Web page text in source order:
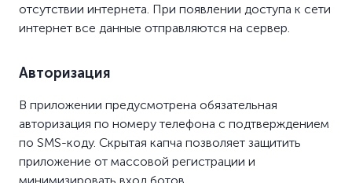
отсутствии интернета. При появлении доступа к сети
интернет все данные отправляются на сервер.
Авторизация
В приложении предусмотрена обязательная
авторизация по номеру телефона с подтверждением
по SMS-коду. Скрытая капча позволяет защитить
приложение от массовой регистрации и